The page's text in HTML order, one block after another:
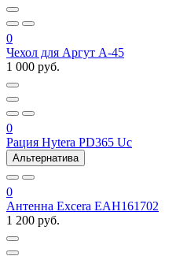
0
Чехол для Аргут А-45
1 000 руб.
0
Рация Hytera PD365 Uc
Альтернатива
0
Антенна Excera EAH161702
1 200 руб.